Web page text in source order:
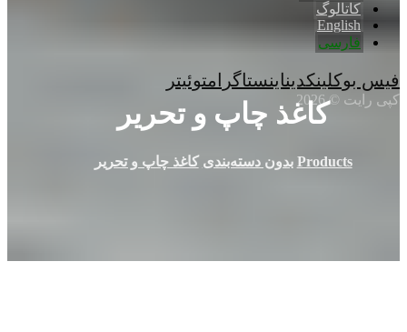
کاتالوگ
English
فارسی
فیس بوکلینکدیناینستاگرامتوئیتر
کپی رایت © 2026کاغذ چاپ و تحریر
Products بدون دسته‌بندی کاغذ چاپ و تحریر